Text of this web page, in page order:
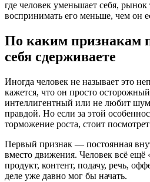
где человек уменьшает себя, рынок
воспринимать его меньше, чем он
По каким признакам
себя сдерживаете
Иногда человек не называет это
кажется, что он просто
интеллигентный или не любит
правдой. Но если за этой
торможение роста, стоит
Первый признак — постоянная
вместо движения. Человек всё
продукт, контент, подачу, речь,
деле уже давно мог бы начать.